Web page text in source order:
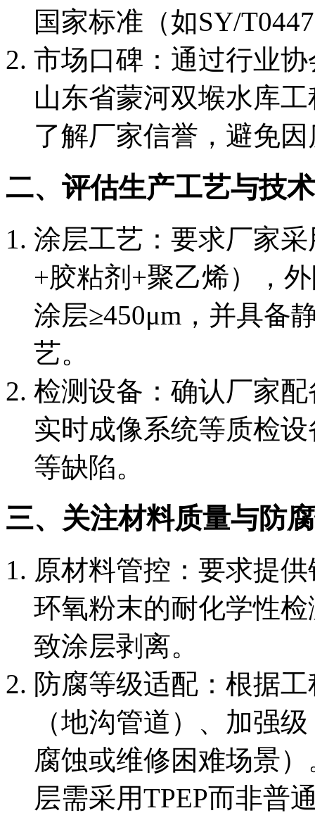
国家标准（如SY/
市场口碑：通过行业
山东省蒙河双堠水库
了解厂家信誉，避免
二、评估生产工艺与技
涂层工艺：要求厂家
+胶粘剂+聚乙烯），
涂层≥450μm，并具备
艺。
检测设备：确认厂家
实时成像系统等质检
等缺陷。
三、关注材料质量与防
原材料管控：要求提
环氧粉末的耐化学性
致涂层剥离。
防腐等级适配：根据
（地沟管道）、加强
腐蚀或维修困难场景
层需采用TPEP而非普